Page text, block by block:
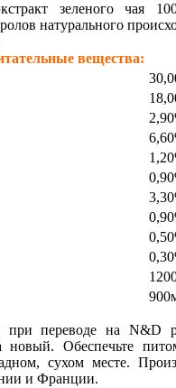
зеленого чая
натурального
вещества:
при переводе на N&D
Обеспечьте
сухом месте.
и Франции.